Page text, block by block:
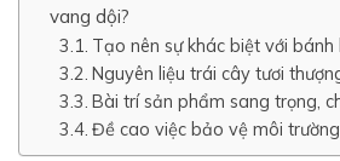
vang dội?
Tạo nên sự khác biệt với
Nguyên liệu trái cây tươi
Bài trí sản phẩm sang trọng,
Đề cao việc bảo vệ môi trường